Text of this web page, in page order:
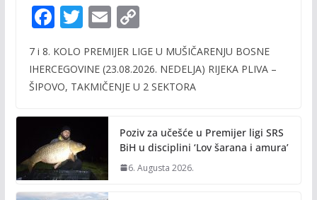
F
e
b
o
k
T
itt
er
E
ai
l
C
p
y
n
k
7 i 8. KOLO PREMIJER LIGE U MUŠIČARENJU BOSNE
IHERCEGOVINE (23.08.2026. NEDELJA) RIJEKA PLIVA –
ŠIPOVO, TAKMIČENJE U 2 SEKTORA
Poziv za učešće u Premijer ligi SRS
BiH u disciplini ‘Lov šarana i amura’
6. Augusta 2026.